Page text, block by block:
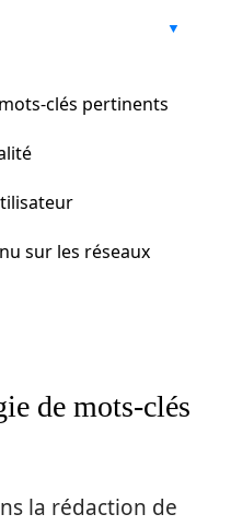
clés pertinents
sur les réseaux
de mots-clés
la rédaction de